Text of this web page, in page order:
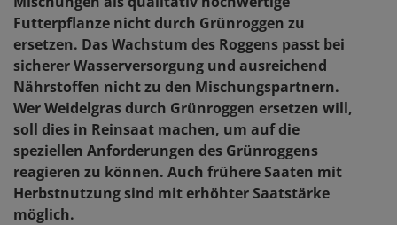
Futterpflanze nicht durch Grünroggen zu
ersetzen. Das Wachstum des Roggens passt bei
sicherer Wasserversorgung und ausreichend
Nährstoffen nicht zu den Mischungspartnern.
Wer Weidelgras durch Grünroggen ersetzen will,
soll dies in Reinsaat machen, um auf die
speziellen Anforderungen des Grünroggens
reagieren zu können. Auch frühere Saaten mit
Herbstnutzung sind mit erhöhter Saatstärke
möglich.